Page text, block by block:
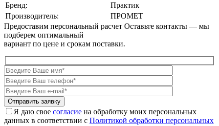
Бренд:
Практик
Производитель:
ПРОМЕТ
Предоставим персональный расчет Оставьте контакты — мы
подберем оптимальный
вариант по цене и срокам поставки.
Я даю свое согласие на обработку моих персональных
данных в соответствии с Политикой обработки персональных